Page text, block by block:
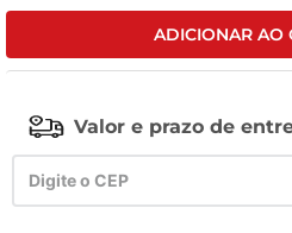
ADICIONAR AO
Valor e prazo de
leite pó